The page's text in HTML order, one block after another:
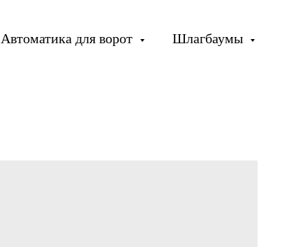
Автоматика для ворот Шлагбаумы